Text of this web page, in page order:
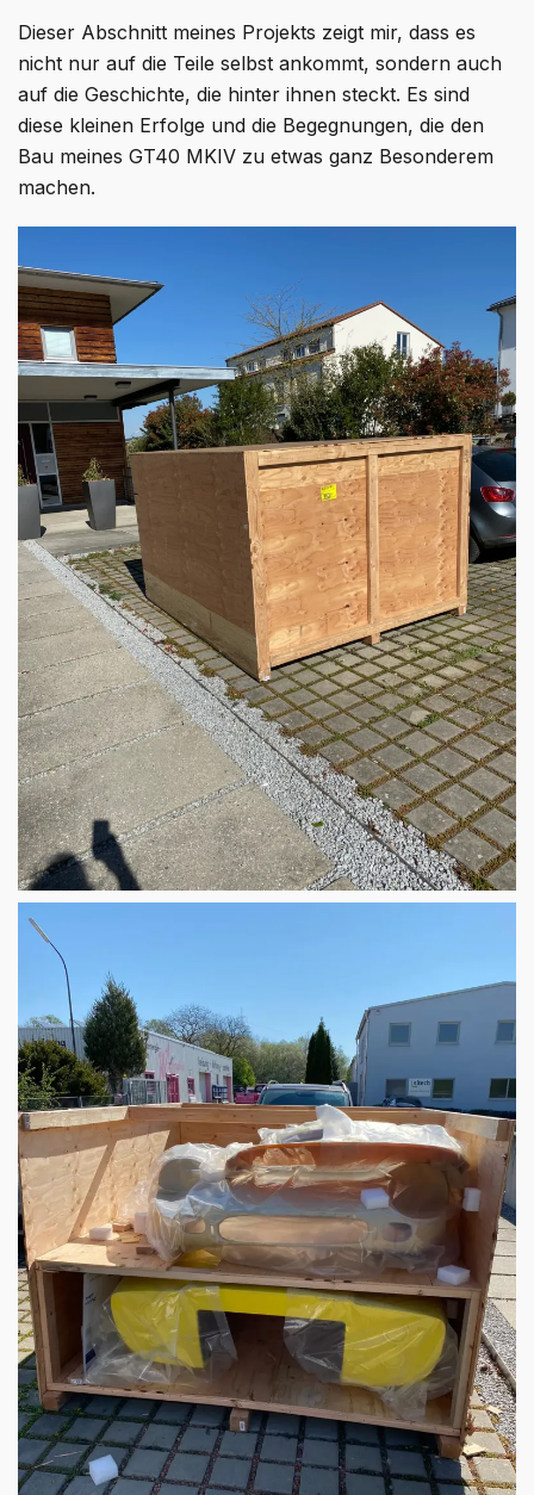
Dieser Abschnitt meines Projekts zeigt mir, dass es
nicht nur auf die Teile selbst ankommt, sondern auch
auf die Geschichte, die hinter ihnen steckt. Es sind
diese kleinen Erfolge und die Begegnungen, die den
Bau meines GT40 MKIV zu etwas ganz Besonderem
machen.